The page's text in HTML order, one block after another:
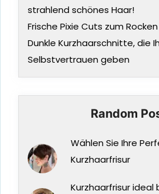
strahlend schönes Haar!
Frische Pixie Cuts zum
Dunkle Kurzhaarschnitte, die
Selbstvertrauen geben
Random
Wählen Sie Ihre
Kurzhaarfrisur
Kurzhaarfrisur ideal